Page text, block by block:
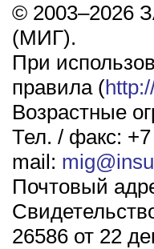
© 2003–2026
(МИГ).
При
правила (
Возрастные
Тел. / факс:
mail:
Почтовый
26586 от 22